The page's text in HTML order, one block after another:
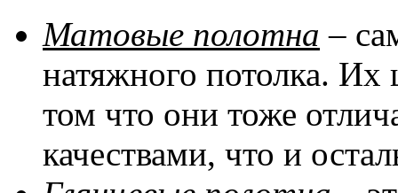
Матовые полотна –
натяжного потолка. Их
том что они тоже
качествами, что и